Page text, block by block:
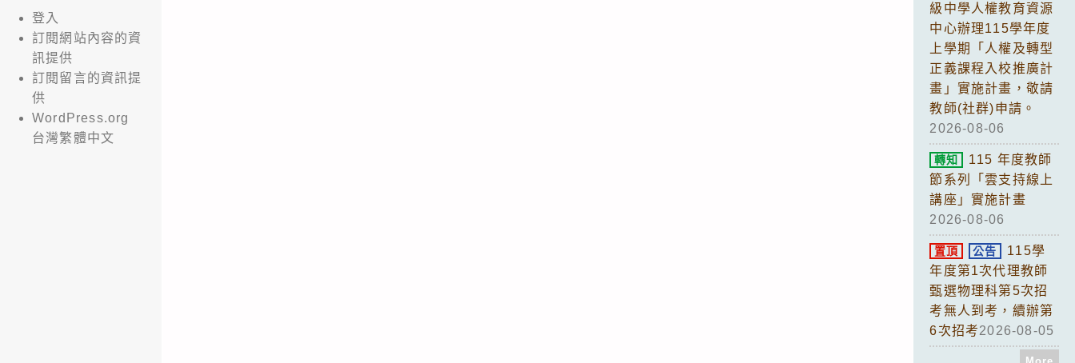
登入
訂閱網站內容的資
訊提供
訂閱留言的資訊提
供
WordPress.org
台灣繁體中文
級中學人權教育資源
中心辦理115學年度
上學期「人權及轉型
正義課程入校推廣計
畫」實施計畫，敬請
教師(社群)申請。
2026-08-06
轉知
115 年度教師
節系列「雲支持線上
講座」實施計畫
2026-08-06
置頂 公告
115學
年度第1次代理教師
甄選物理科第5次招
考無人到考，續辦第
6次招考2026-08-05